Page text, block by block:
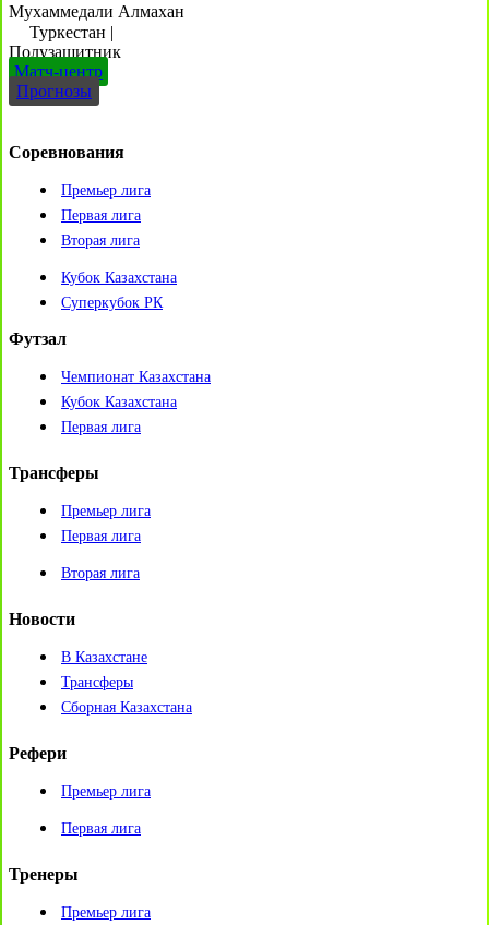
Мухаммедали Алмахан
Туркестан |
Полузащитник
Матч-центр
Прогнозы
Соревнования
Премьер лига
Первая лига
Вторая лига
Кубок Казахстана
Суперкубок РК
Футзал
Чемпионат Казахстана
Кубок Казахстана
Первая лига
Трансферы
Премьер лига
Первая лига
Вторая лига
Новости
В Казахстане
Трансферы
Сборная Казахстана
Рефери
Премьер лига
Первая лига
Тренеры
Премьер лига